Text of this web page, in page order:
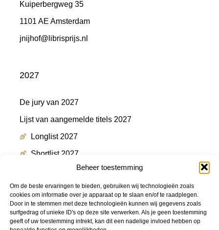
Beheer toestemming
Om de beste ervaringen te bieden, gebruiken wij technologieën zoals
cookies om informatie over je apparaat op te slaan en/of te raadplegen.
Door in te stemmen met deze technologieën kunnen wij gegevens zoals
surfgedrag of unieke ID's op deze site verwerken. Als je geen toestemming
geeft of uw toestemming intrekt, kan dit een nadelige invloed hebben op
Kuiperbergweg 35
1101 AE Amsterdam
jnijhof@librisprijs.nl
2027
De jury van 2027
Lijst van aangemelde titels 2027
Longlist 2027
Shortlist 2027
Winnaar 2027
Meer informatie